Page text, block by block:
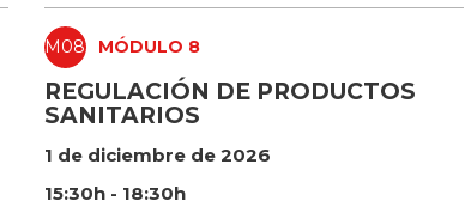
M08 MÓDULO 8
REGULACIÓN DE PRODUCTOS
SANITARIOS
1 de diciembre de 2026
15:30h - 18:30h